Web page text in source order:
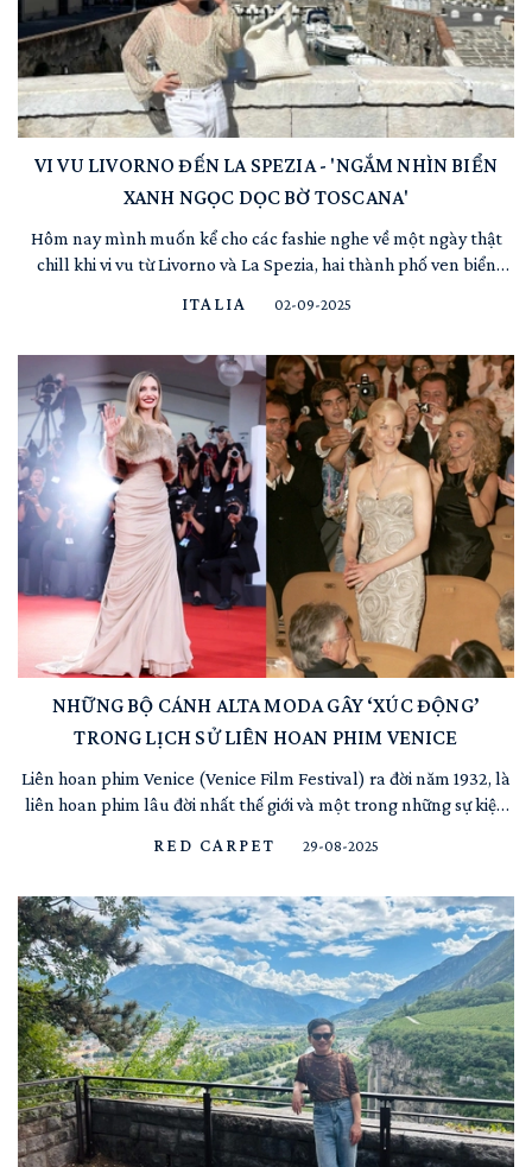
VI VU LIVORNO ĐẾN LA SPEZIA - 'NGẮM NHÌN BIỂN
XANH NGỌC DỌC BỜ TOSCANA'
Hôm nay mình muốn kể cho các fashie nghe về một ngày thật
chill khi vi vu từ Livorno và La Spezia, hai thành phố ven biển
và chút dư vị tươi mát đầy thư giãn. Tha hồ mà có hình sống ảo
ITALIA 02-09-2025
NHỮNG BỘ CÁNH ALTA MODA GÂY ‘XÚC ĐỘNG’
TRONG LỊCH SỬ LIÊN HOAN PHIM VENICE
Liên hoan phim Venice (Venice Film Festival) ra đời năm 1932, là
liên hoan phim lâu đời nhất thế giới và một trong những sự kiện
Berlin. Ngoài việc tôn vinh nghệ thuật điện ảnh qua giải thưởng
RED CARPET 29-08-2025